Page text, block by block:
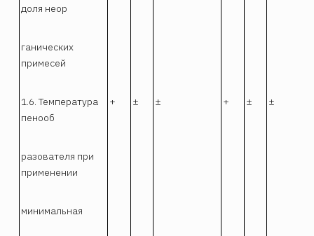
доля неор
ганических
примесей
1.6. Температура
пенооб
+ ± ± + ± ±
разователя при
применении
минимальная